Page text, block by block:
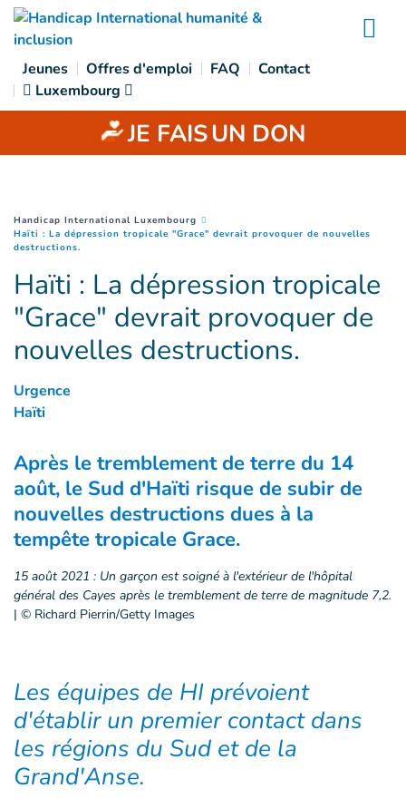
Accès direct au contenu
Jeunes Offres d'emploi FAQ
Contact
Luxembourg
JE FAISUN DON
You are here :
Handicap International Luxembourg
Haïti : La dépression tropicale "Grace" devrait provoquer de nouvelles
destructions.
Haïti : La dépression tropicale
"Grace" devrait provoquer de
nouvelles destructions.
Urgence
Haïti
Après le tremblement de terre du 14
août, le Sud d'Haïti risque de subir de
nouvelles destructions dues à la
tempête tropicale Grace.
15 août 2021 : Un garçon est soigné à l'extérieur de l'hôpital
général des Cayes après le tremblement de terre de magnitude 7,2.
| © Richard Pierrin/Getty Images
Les équipes de HI prévoient
d'établir un premier contact dans
les régions du Sud et de la
Grand'Anse.